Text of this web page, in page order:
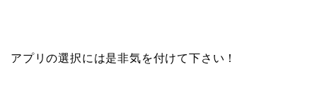
アプリの選択には是非気を付けて下さい！